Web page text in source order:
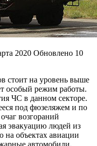
2020 Обновлено 10
стоит на уровень выше
особый режим работы.
ЧС в данном секторе.
под фюзеляжем и по
возгораний
эвакуацию людей из
на объектах авиации
автомобили.